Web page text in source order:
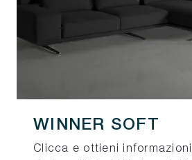
WINNER SOFT
Clicca e ottieni informazioni